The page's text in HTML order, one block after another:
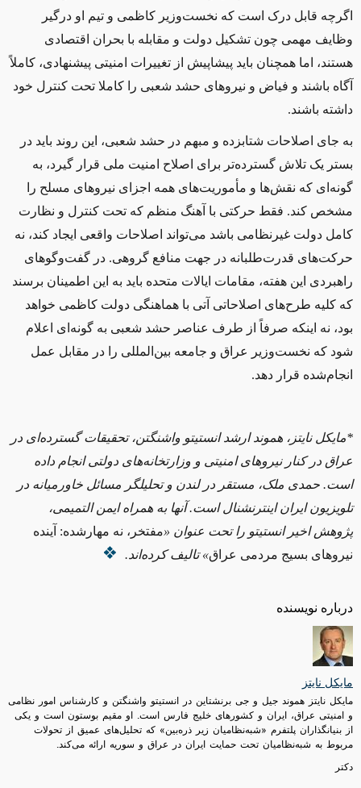
درباره نویسنده
مایکل نایتز
مایکل نایتز هموند جیل و جی برنشتاین در انستیتو واشنگتن و کارشناس امور نظامی
و امنیتی عراق، ایران و کشورهای خلیج فارس است. او مقیم بوستون است و یکی
از بنیانگذاران پلتفرم «شبه‌نظامیان زیر ذره‌‌بین» که تحلیل‌های عمیق از تحولات
مربوط به شبه‌نظامیان تحت حمایت ایران در عراق و سوریه ارائه می‌کند.
دکتر
اگرچه قابل درک است که نخست‌وزیر کاظمی و تیم او درگیر
وظایف مهمی چون تشکیل دولت و مقابله با بحران اقتصادی
هستند، اما همچنان باید پیشاپیش از تغییرات امنیتی پیشنهادی، کاملاً
آگاه باشند و فیاض و نیروهای حشد شعبی را کاملا تحت کنترل خود
داشته باشند.
به جای اصلاحات شتابزده و مبهم در حشد شعبی، این روند باید در
بستر یک تلاش گسترده‌تر برای اصلاح امنیت ملی قرار گیرد، به
گونه‌ای که نقش‌ها و مأموریت‌های همه اجزای نیروهای مسلح را
مشخص کند. فقط حرکتی با آهنگ منظم که تحت کنترل و نظارت
کامل دولت غیرنظامی باشد می‌تواند اصلاحات واقعی ایجاد کند، نه
حرکت‌های قدرت‌طلبانه در جهت منافع گروهی. در گفت‌وگوهای
راهبردی این هفته، مقامات ایالات متحده باید به این اطمینان برسند
که کلیه طرح‌های اصلاحاتی آتی با هماهنگی دولت کاظمی خواهد
بود، نه اینکه صرفاً از طرف عناصر حشد شعبی به گونه‌ای اعلام
شود که نخست‌وزیر عراق و جامعه بین‌المللی را در مقابل عمل
انجام‌شده قرار دهد.
*مایکل نایتز، هموند ارشد انستیتو واشنگتن، تحقیقات گسترده‌ای در
عراق در کنار نیروهای امنیتی و وزارتخانه‌های دولتی انجام داده
است. حمدی ملک، مستقر در لندن و تحلیلگر مسائل خاورمیانه در
تلویزیون ایران اینترنشنال است. آنها به همراه ایمن التمیمی،
پژوهش اخیر انستیتو را تحت عنوان «مفتخر، نه مهارشده: آینده
نیروهای بسیج مردمی عراق» تالیف کرده‌اند.